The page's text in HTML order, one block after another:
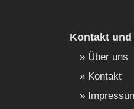
Kontakt
Über uns
Kontakt